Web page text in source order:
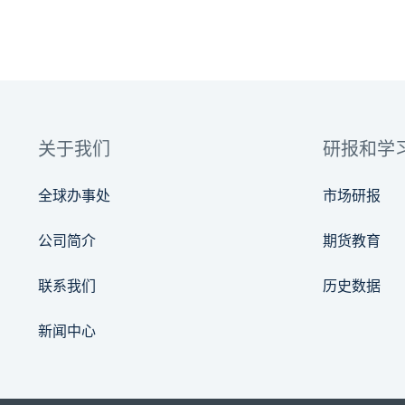
关于我们
全球办事处
公司简介
联系我们
新闻中心
研报和学
市场研报
期货教育
历史数据